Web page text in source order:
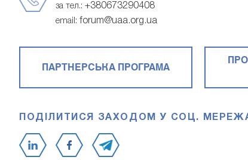
за тел.: +380673290408
email: forum@uaa.org.ua
ПАРТНЕРСЬКА ПРОГРАМА
ПОДІЛИТИСЯ ЗАХОДОМ У СОЦ.